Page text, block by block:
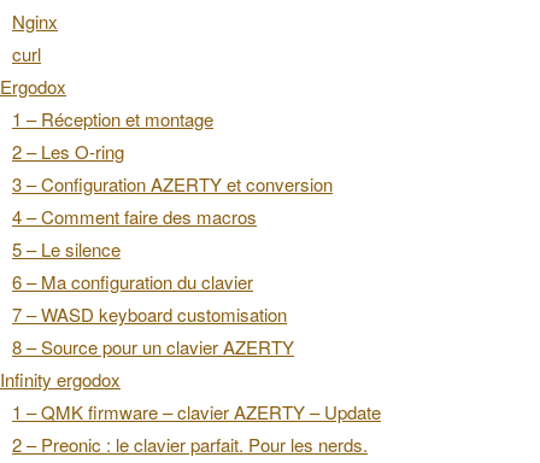
Nginx
curl
Ergodox
1 – Réception et montage
2 – Les O-ring
3 – Configuration AZERTY et conversion
4 – Comment faire des macros
5 – Le silence
6 – Ma configuration du clavier
7 – WASD keyboard customisation
8 – Source pour un clavier AZERTY
Infinity ergodox
1 – QMK firmware – clavier AZERTY – Update
2 – Preonic : le clavier parfait. Pour les nerds.